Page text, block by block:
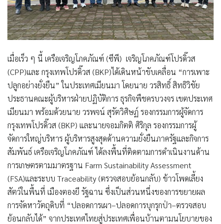
เมื่อเร็ว ๆ นี้ เครือเจริญโภคภัณฑ์ (ซีพี) เจริญโภคภัณฑ์โปรดิ๊วส
(CPP)และ กรุงเทพโปรดิ๊วส (BKP)ได้เดินหน้าขับเคลื่อน “การเพาะ
ปลูกอย่างยั่งยืน” ในประเทศเมียนมา โดยนาย วรสิทธิ์ สิทธิวิชัย
ประธานคณะผู้บริหารฝ่ายปฏิบัติการ ธุรกิจพืชครบวงจร เขตประเทศ
เมียนมา พร้อมด้วยนาย วรพจน์ สุรัตวิศิษฏ์ รองกรรมการผู้จัดการ
กรุงเทพโปรดิ๊วส (BKP) และนายจอมกิตติ ศิริกุล รองกรรมการผู้
จัดการใหญ่บริหาร ผู้บริหารสูงสุดด้านความยั่งยืนภาครัฐและกิจการ
สัมพันธ์ เครือเจริญโภคภัณฑ์ ได้ลงพื้นที่ติดตามการดำเนินงานด้าน
การเกษตรตามมาตรฐาน Farm Sustainability Assessment
(FSA)และระบบ Traceability (ตรวจสอบย้อนกลับ) ข้าวโพดเลี้ยง
สัตว์ในพื้นที่ เมืองตองยี รัฐฉาน ซึ่งเป็นส่วนหนึ่งของการขยายผล
การจัดหาวัตถุดิบที่ “ปลอดการเผา–ปลอดการบุกรุกป่า–ตรวจสอบ
ย้อนกลับได้” จากประเทศไทยสู่ประเทศเพื่อนบ้านตามนโยบายของ